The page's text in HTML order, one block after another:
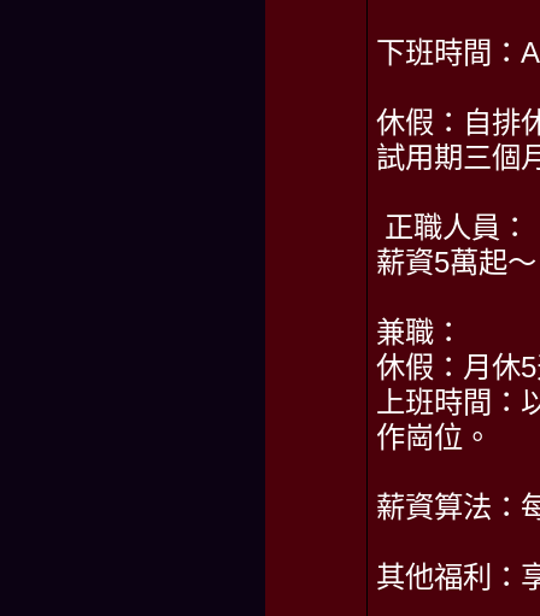
下班時間：
休假：自排
試用期三個
正職人員：
薪資5萬起～
兼職：
休假：月休
上班時間
作崗位。
薪資算法：
其他福利：